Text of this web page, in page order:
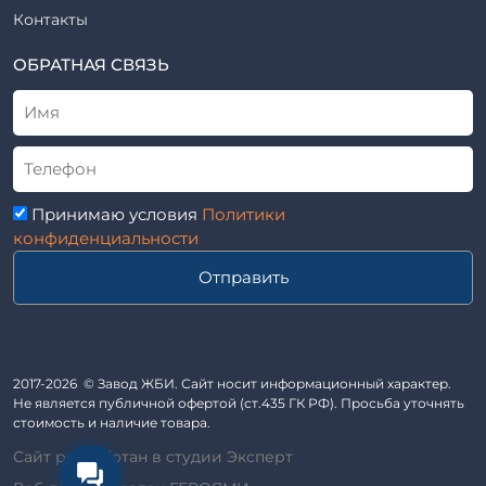
Элементы благоустройства
Трубы асбоцементные
Приставки железобетонные (пасынки) Серия 3.407-57 и
ГОСТ 14295-75
Лестничные марши
Автопавильоны
Анкера железобетонные
Балки железобетонные
Блоки железобетонные
Кабины санитарно-технические
Капители колонн
Козырьки входов для общественных зданий
Колонны железобетонные
ВСН
ТУ
Альбом
Контакты
ОБРАТНАЯ СВЯЗЬ
Принимаю условия Политики
конфиденциальности
Отправить
2017-2026 © Завод ЖБИ. Сайт носит информационный характер.
Не является публичной офертой (ст.435 ГК РФ). Просьба уточнять
стоимость и наличие товара.
Сайт разработан в студии Эксперт